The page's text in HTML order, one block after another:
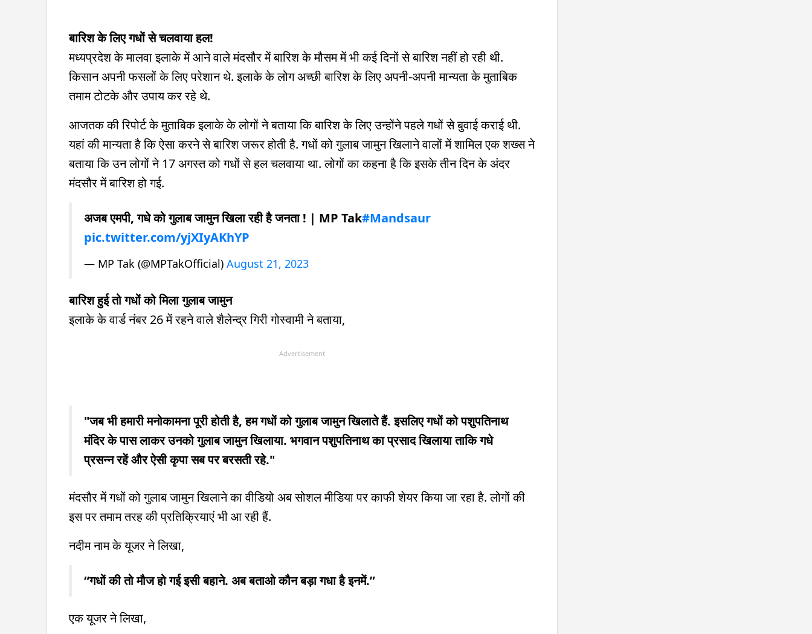
बारिश के लिए गधों से चलवाया हल!
मध्यप्रदेश के मालवा इलाके में आने वाले मंदसौर में बारिश के मौसम में भी कई दिनों से बारिश नहीं हो रही थी.
किसान अपनी फसलों के लिए परेशान थे. इलाके के लोग अच्छी बारिश के लिए अपनी-अपनी मान्यता के मुताबिक
तमाम टोटके और उपाय कर रहे थे.
आजतक की रिपोर्ट के मुताबिक इलाके के लोगों ने बताया कि बारिश के लिए उन्होंने पहले गधों से बुवाई कराई थी.
यहां की मान्यता है कि ऐसा करने से बारिश जरूर होती है. गधों को गुलाब जामुन खिलाने वालों में शामिल एक शख्स ने
बताया कि उन लोगों ने 17 अगस्त को गधों से हल चलवाया था. लोगों का कहना है कि इसके तीन दिन के अंदर
मंदसौर में बारिश हो गई.
अजब एमपी, गधे को गुलाब जामुन खिला रही है जनता ! | MP Tak#Mandsaur
pic.twitter.com/yjXIyAKhYP
— MP Tak (@MPTakOfficial) August 21, 2023
बारिश हुई तो गधों को मिला गुलाब जामुन
इलाके के वार्ड नंबर 26 में रहने वाले शैलेन्द्र गिरी गोस्वामी ने बताया,
Advertisement
"जब भी हमारी मनोकामना पूरी होती है, हम गधों को गुलाब जामुन खिलाते हैं. इसलिए गधों को पशुपतिनाथ
मंदिर के पास लाकर उनको गुलाब जामुन खिलाया. भगवान पशुपतिनाथ का प्रसाद खिलाया ताकि गधे
प्रसन्न रहें और ऐसी कृपा सब पर बरसती रहे."
मंदसौर में गधों को गुलाब जामुन खिलाने का वीडियो अब सोशल मीडिया पर काफी शेयर किया जा रहा है. लोगों की
इस पर तमाम तरह की प्रतिक्रियाएं भी आ रही हैं.
नदीम नाम के यूजर ने लिखा,
“गधों की तो मौज हो गई इसी बहाने. अब बताओ कौन बड़ा गधा है इनमें.”
एक यूजर ने लिखा,